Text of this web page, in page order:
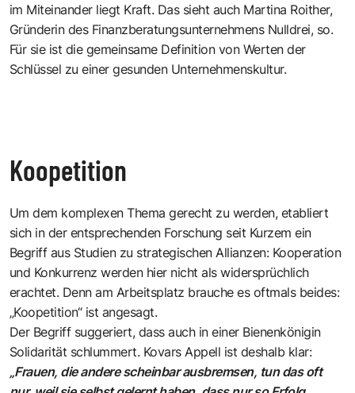
im Miteinander liegt Kraft. Das sieht auch Martina Roither,
Gründerin des Finanzberatungsunternehmens Nulldrei, so.
Für sie ist die gemeinsame Definition von Werten der
Schlüssel zu einer gesunden Unternehmenskultur.
Koopetition
Um dem komplexen Thema gerecht zu werden, etabliert
sich in der entsprechenden Forschung seit Kurzem ein
Begriff aus Studien zu strategischen Allianzen: Kooperation
und Konkurrenz werden hier nicht als widersprüchlich
erachtet. Denn am Arbeitsplatz brauche es oftmals beides:
„Koopetition“ ist angesagt.
Der Begriff suggeriert, dass auch in einer Bienenkönigin
Solidarität schlummert. Kovars Appell ist deshalb klar:
„Frauen, die andere scheinbar ausbremsen, tun das oft